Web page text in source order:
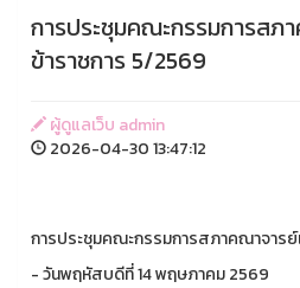
การประชุมคณะกรรมการสภ
ข้าราชการ 5/2569
ผู้ดูแลเว็บ admin
2026-04-30 13:47:12
การประชุมคณะกรรมการสภาคณาจาร
- วันพฤหัสบดีที่ 14 พฤษภาคม 2569